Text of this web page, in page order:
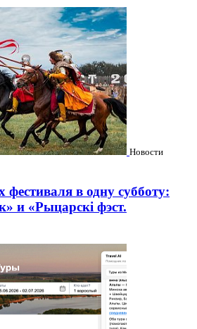
Новости
фестиваля в одну субботу:
и «Рыцарскі фэст.